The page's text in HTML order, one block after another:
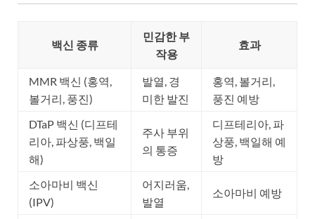
백신 종류
민감한 부
작용
효과
MMR 백신 (홍역,
볼거리, 풍진)
발열, 경
미한 발진
홍역, 볼거리,
풍진 예방
DTaP 백신 (디프테
리아, 파상풍, 백일
해)
주사 부위
의 통증
디프테리아, 파
상풍, 백일해 예
방
소아마비 백신
(IPV)
어지러움,
발열
소아마비 예방